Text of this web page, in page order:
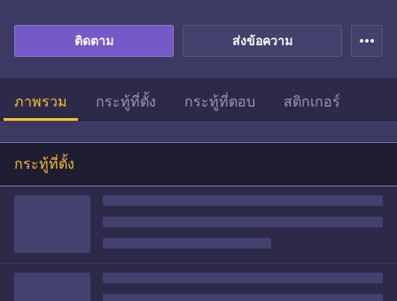
ส่งข้อความ
ติดตาม more_horiz
ภาพรวม กระทู้ที่ตั้ง กระทู้ที่ตอบ สติกเกอร์
กระทู้ที่ตั้ง